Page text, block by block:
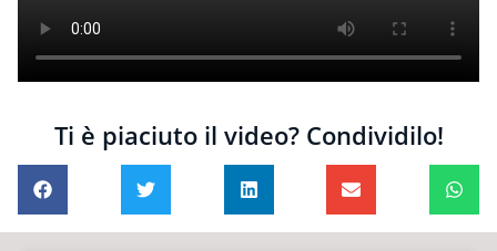
Ti è piaciuto il video? Condividilo!